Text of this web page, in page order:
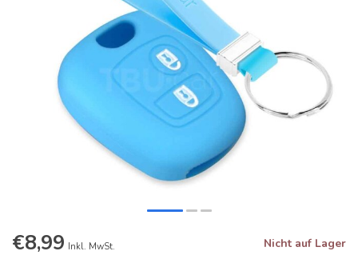
€8,99 Inkl. MwSt. Nicht auf Lager